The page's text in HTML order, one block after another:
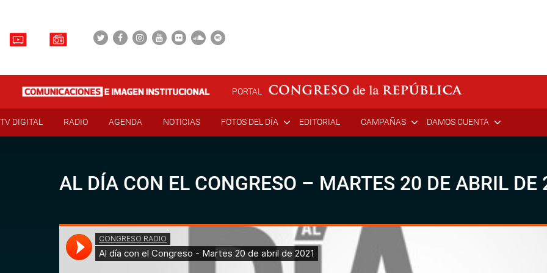
PORTAL
TV DIGITAL RADIO AGENDA NOTICIAS FOTOS DEL DÍA EDITORIAL CAMPAÑAS DAMOS CUENTA
AL DÍA CON EL CONGRESO – MARTES 20 DE ABRIL DE